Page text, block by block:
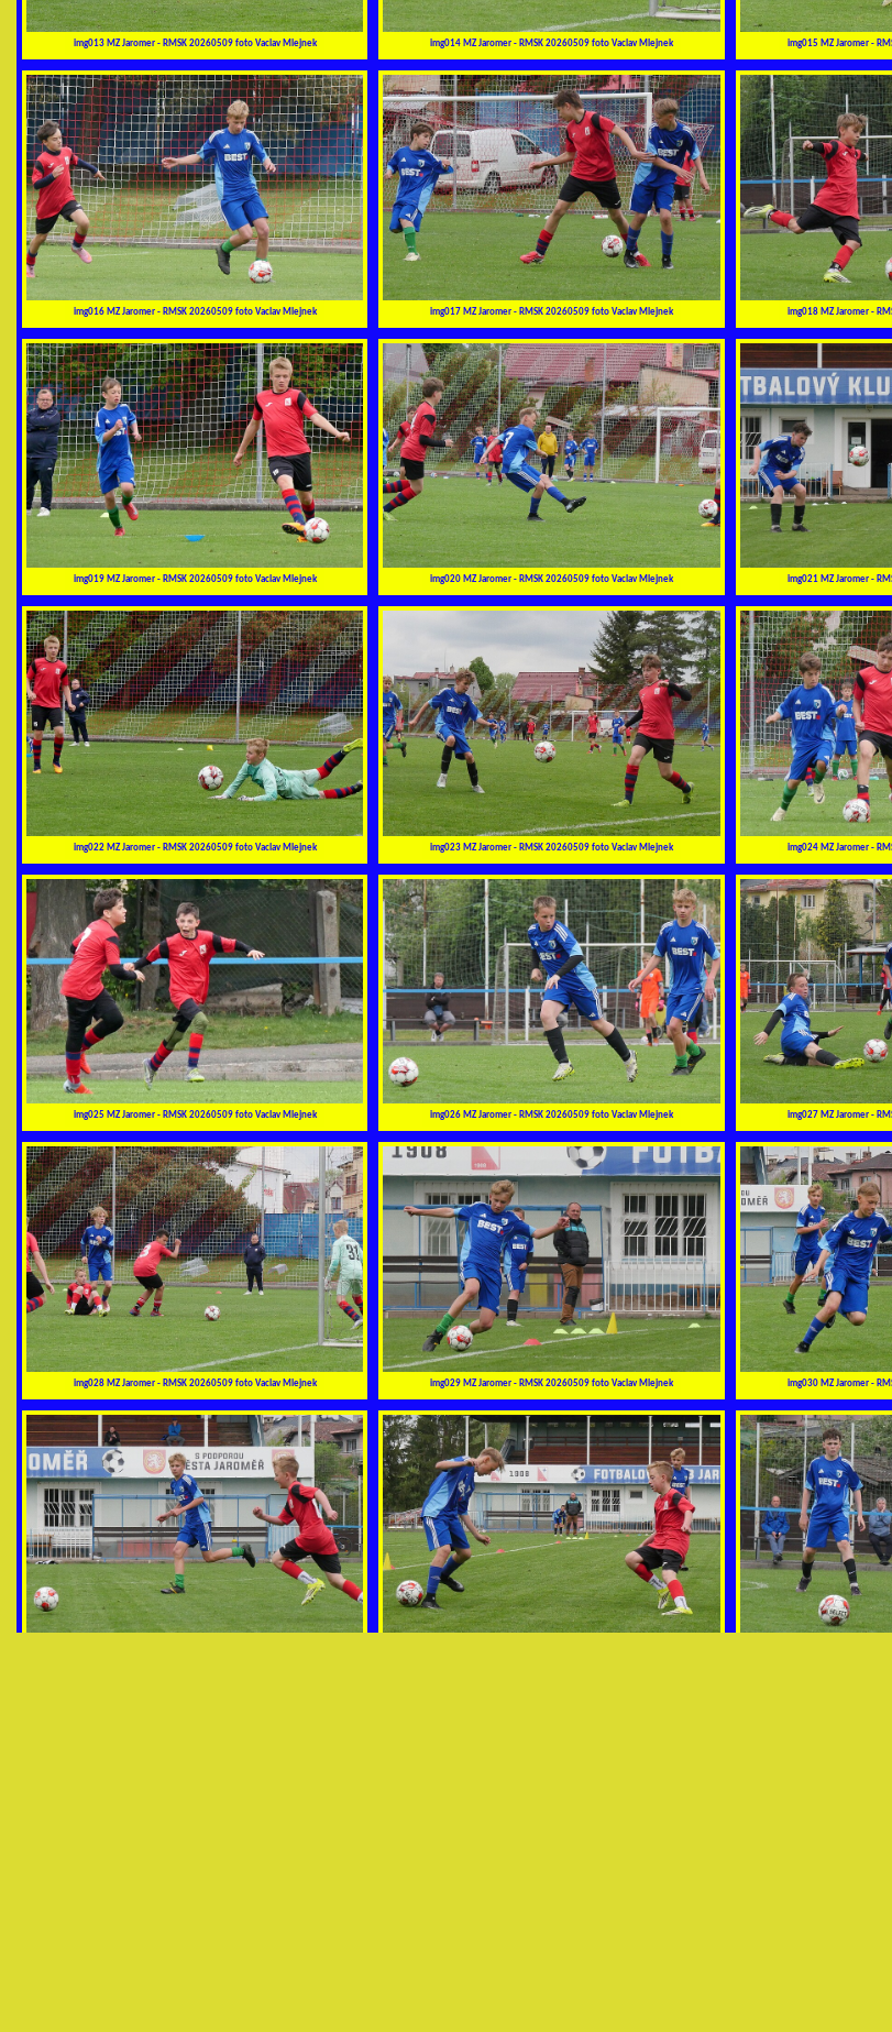
img013 MZ Jaromer - RMSK 20260509 foto Vaclav Mlejnek img014 MZ Jaromer - RMSK 20260509 foto Vaclav Mlejnek img015 MZ Jaromer -
img016 MZ Jaromer - RMSK 20260509 foto Vaclav Mlejnek img017 MZ Jaromer - RMSK 20260509 foto Vaclav Mlejnek img018 MZ Jaromer -
img019 MZ Jaromer - RMSK 20260509 foto Vaclav Mlejnek img020 MZ Jaromer - RMSK 20260509 foto Vaclav Mlejnek img021 MZ Jaromer -
img022 MZ Jaromer - RMSK 20260509 foto Vaclav Mlejnek img023 MZ Jaromer - RMSK 20260509 foto Vaclav Mlejnek img024 MZ Jaromer -
img025 MZ Jaromer - RMSK 20260509 foto Vaclav Mlejnek img026 MZ Jaromer - RMSK 20260509 foto Vaclav Mlejnek img027 MZ Jaromer -
img028 MZ Jaromer - RMSK 20260509 foto Vaclav Mlejnek img029 MZ Jaromer - RMSK 20260509 foto Vaclav Mlejnek img030 MZ Jaromer -